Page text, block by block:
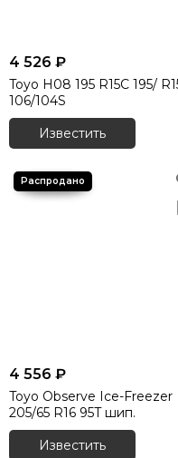
4 526 ₽
Toyo H08 195 R15C 195/
106/104S
Известить
4 556 ₽
Toyo Observe Ice-Freezer
205/65 R16 95T шип.
Известить